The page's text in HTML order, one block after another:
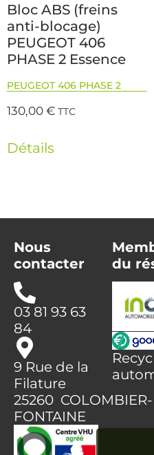
Bloc ABS (freins
anti-blocage)
PEUGEOT 406
PHASE 2 Essence
PEUGEOT 406 PHASE 2
130,00€ TTC
Détails
Nous
contacter
03 81 93 63
84
9 Rue de la
Filature
25260 COLOMBIER-
FONTAINE
du